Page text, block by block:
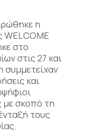
η
στο
στις 27 και
συμμετείχαν
και
με σκοπό τη
τους